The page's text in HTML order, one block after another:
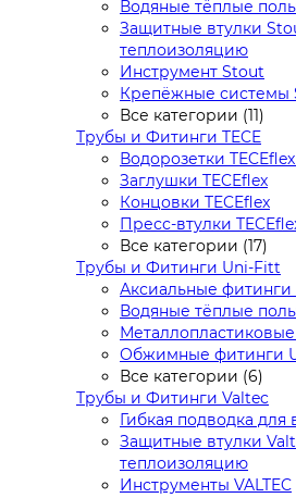
Водяные тёплые
Защитные втулки
теплоизоляцию
Инструмент Stout
Крепёжные системы
Все категории (11)
Трубы и Фитинги TECE
Водорозетки
Заглушки TECEflex
Концовки TECEflex
Пресс-втулки
Все категории (17)
Трубы и Фитинги Uni-Fitt
Аксиальные
Водяные тёплые
Обжимные фитинги
Все категории (6)
Трубы и Фитинги Valtec
Гибкая подводка для
Защитные втулки
теплоизоляцию
Инструменты VALTEC